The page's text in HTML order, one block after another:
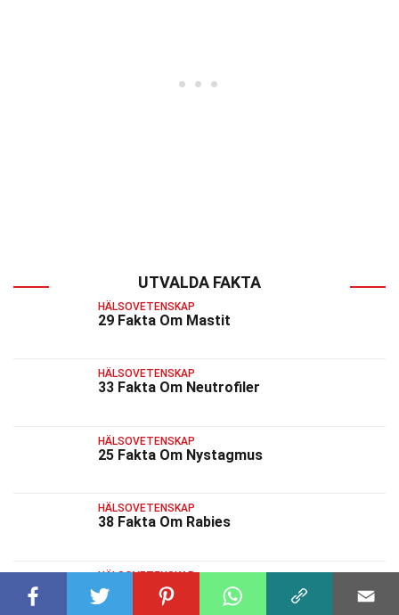
UTVALDA FAKTA
HÄLSOVETENSKAP
29 Fakta Om Mastit
HÄLSOVETENSKAP
33 Fakta Om Neutrofiler
HÄLSOVETENSKAP
25 Fakta Om Nystagmus
HÄLSOVETENSKAP
38 Fakta Om Rabies
HÄLSOVETENSKAP
33 Fakta Om Skulderblad